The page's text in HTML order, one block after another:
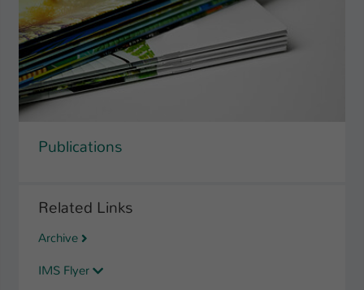
Publications
Related Links
Archive
IMS Flyer